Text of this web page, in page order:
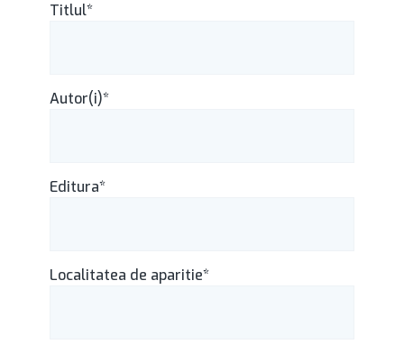
Titlul*
Autor(i)*
Editura*
Localitatea de aparitie*